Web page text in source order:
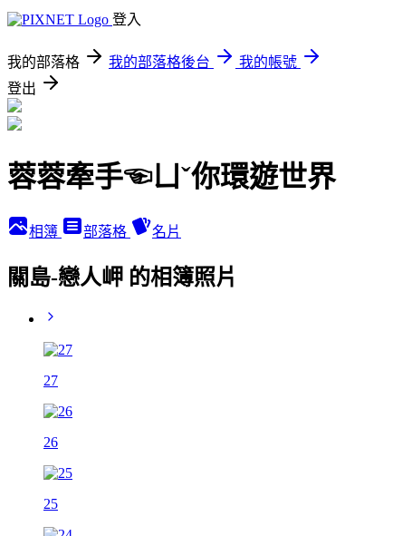
登入
我的部落格 我的部落格後台
我的帳號
登出
蓉蓉牽手☜ㄩˇ你環遊世界
相簿 部落格 名片
關島-戀人岬 的相簿照片
27
26
25